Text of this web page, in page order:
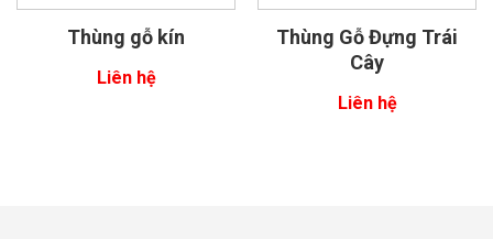
Thùng gỗ kín
Liên hệ
Thùng Gỗ Đựng Trái
Cây
Liên hệ